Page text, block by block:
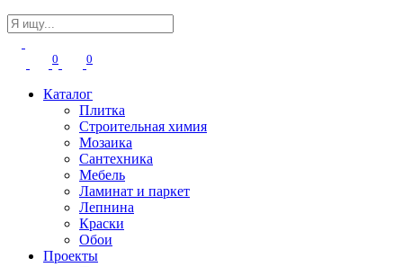
0 0
Каталог
Плитка
Строительная химия
Мозаика
Сантехника
Мебель
Ламинат и паркет
Лепнина
Краски
Обои
Проекты